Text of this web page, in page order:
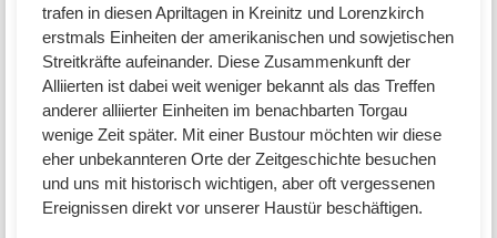
trafen in diesen Apriltagen in Kreinitz und Lorenzkirch
erstmals Einheiten der amerikanischen und sowjetischen
Streitkräfte aufeinander. Diese Zusammenkunft der
Alliierten ist dabei weit weniger bekannt als das Treffen
anderer alliierter Einheiten im benachbarten Torgau
wenige Zeit später. Mit einer Bustour möchten wir diese
eher unbekannteren Orte der Zeitgeschichte besuchen
und uns mit historisch wichtigen, aber oft vergessenen
Ereignissen direkt vor unserer Haustür beschäftigen.